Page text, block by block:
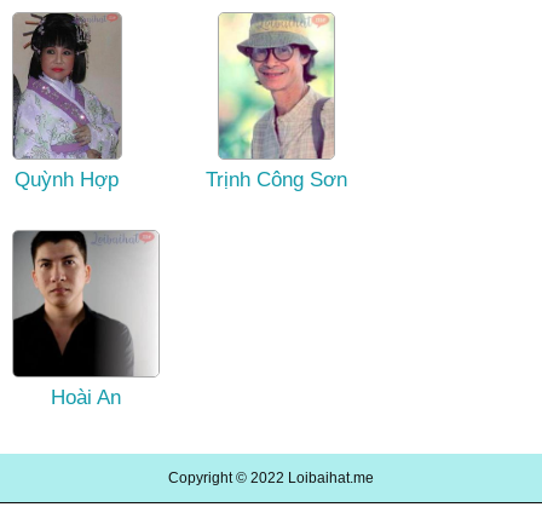
Quỳnh Hợp Trịnh Công Sơn
Hoài An
Copyright © 2022 Loibaihat.me